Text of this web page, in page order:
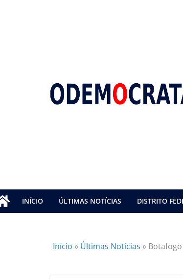
INÍCIO ÚLTIMAS NOTÍCIAS DISTRITO
Início » Últimas Noticias »